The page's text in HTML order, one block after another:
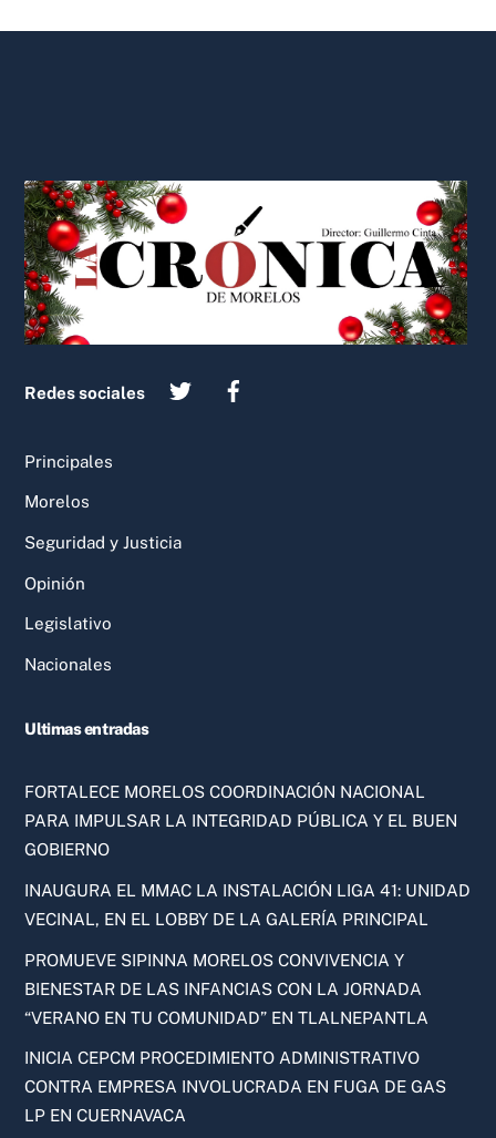
To
Top
Redes sociales
Principales
Morelos
Seguridad y Justicia
Opinión
Legislativo
Nacionales
Ultimas entradas
FORTALECE MORELOS COORDINACIÓN NACIONAL
PARA IMPULSAR LA INTEGRIDAD PÚBLICA Y EL BUEN
GOBIERNO
INAUGURA EL MMAC LA INSTALACIÓN LIGA 41: UNIDAD
VECINAL, EN EL LOBBY DE LA GALERÍA PRINCIPAL
PROMUEVE SIPINNA MORELOS CONVIVENCIA Y
BIENESTAR DE LAS INFANCIAS CON LA JORNADA
“VERANO EN TU COMUNIDAD” EN TLALNEPANTLA
INICIA CEPCM PROCEDIMIENTO ADMINISTRATIVO
CONTRA EMPRESA INVOLUCRADA EN FUGA DE GAS
LP EN CUERNAVACA